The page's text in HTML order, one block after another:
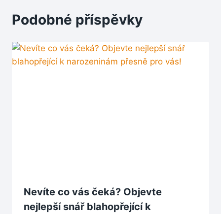
Podobné příspěvky
Nevíte co vás čeká? Objevte
nejlepší snář blahopřející k